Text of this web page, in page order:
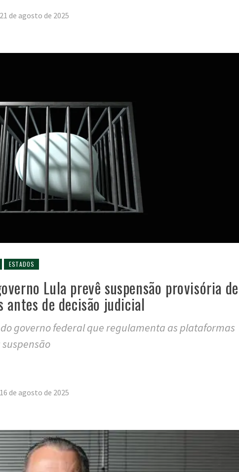
21 de agosto de 2025
ESTADOS
Lula prevê suspensão provisória de
antes de decisão judicial
governo federal que regulamenta as plataformas
16 de agosto de 2025